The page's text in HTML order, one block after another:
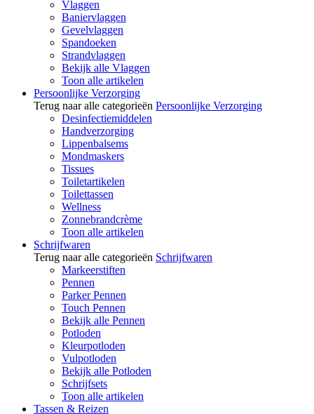
Vlaggen
Baniervlaggen
Gevelvlaggen
Spandoeken
Strandvlaggen
Bekijk alle Vlaggen
Toon alle artikelen
Persoonlijke Verzorging
Terug naar alle categorieën Persoonlijke Verzorging
Desinfectiemiddelen
Handverzorging
Lippenbalsems
Mondmaskers
Tissues
Toiletartikelen
Toilettassen
Wellness
Zonnebrandcrème
Toon alle artikelen
Schrijfwaren
Terug naar alle categorieën Schrijfwaren
Markeerstiften
Pennen
Parker Pennen
Touch Pennen
Bekijk alle Pennen
Potloden
Kleurpotloden
Vulpotloden
Bekijk alle Potloden
Schrijfsets
Toon alle artikelen
Tassen & Reizen